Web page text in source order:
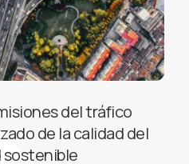
del tráfico
de la calidad del
sostenible